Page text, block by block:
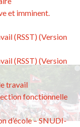
et imminent.
(RSST) (Version
(RSST) (Version
travail
fonctionnelle
d’école – SNUDI-